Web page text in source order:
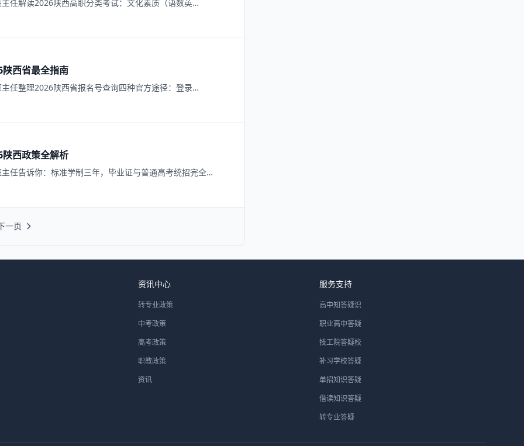
任解读2026陕西高职分类考试：文化素质（语数英…
西省最全指南
任整理2026陕西省报名号查询四种官方途径：登录…
西政策全解析
任告诉你：标准学制三年，毕业证与普通高考统招完全…
一页
资讯中心
转专业政策
中考政策
高考政策
职教政策
资讯
服务支持
高中知答疑识
职业高中答疑
技工院答疑校
补习学校答疑
单招知识答疑
借读知识答疑
转专业答疑